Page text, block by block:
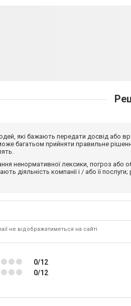
які бажають передати досвід
багатьом прийняти правильне
ненормативної лексики, погроз або
діяльність компанії і / або її
не відображатиметься на сайті
0/12
0/12